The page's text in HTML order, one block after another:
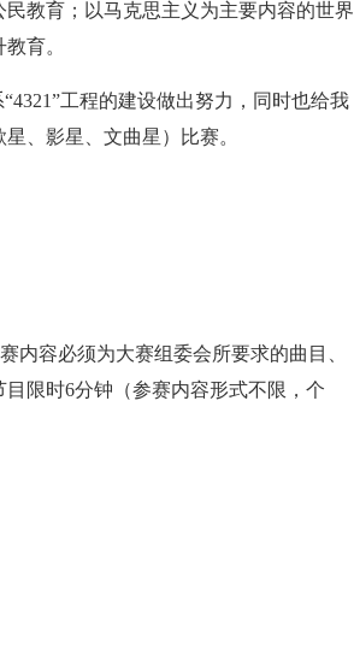
教育；以马克思主义为主要内容的世界
育。
工程的建设做出努力，同时也给我
、影星、文曲星）比赛。
内容必须为大赛组委会所要求的曲目、
限时6分钟（参赛内容形式不限，个